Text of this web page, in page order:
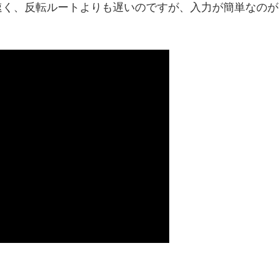
、反転ルートよりも遅いのですが、入力が簡単なのが